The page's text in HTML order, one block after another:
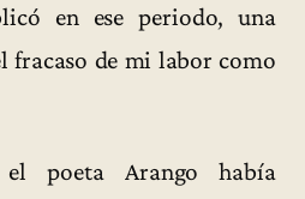
en ese periodo, una
fracaso de mi labor como
poeta Arango había